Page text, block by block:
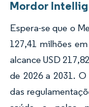
Mordor
Espera-se que o
127,41 milhões
alcance USD
de 2026 a 2031.
das